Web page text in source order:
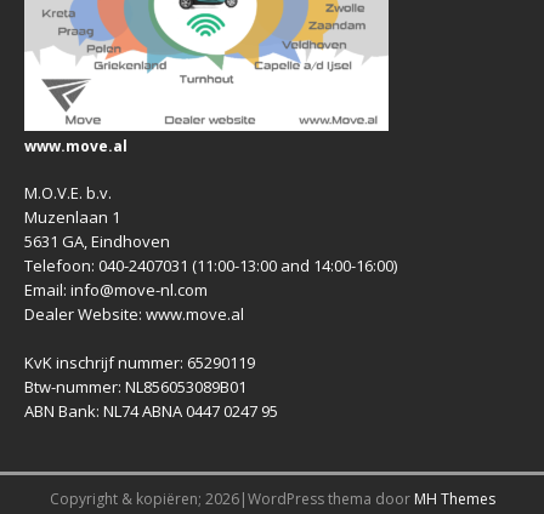
www.move.al
M.O.V.E. b.v.
Muzenlaan 1
5631 GA, Eindhoven
Telefoon: 040-2407031 (11:00-13:00 and 14:00-16:00)
Email: info@move-nl.com
Dealer Website: www.move.al
KvK inschrijf nummer: 65290119
Btw-nummer: NL856053089B01
ABN Bank: NL74 ABNA 0447 0247 95
Copyright & kopiëren; 2026|WordPress thema door MH Themes